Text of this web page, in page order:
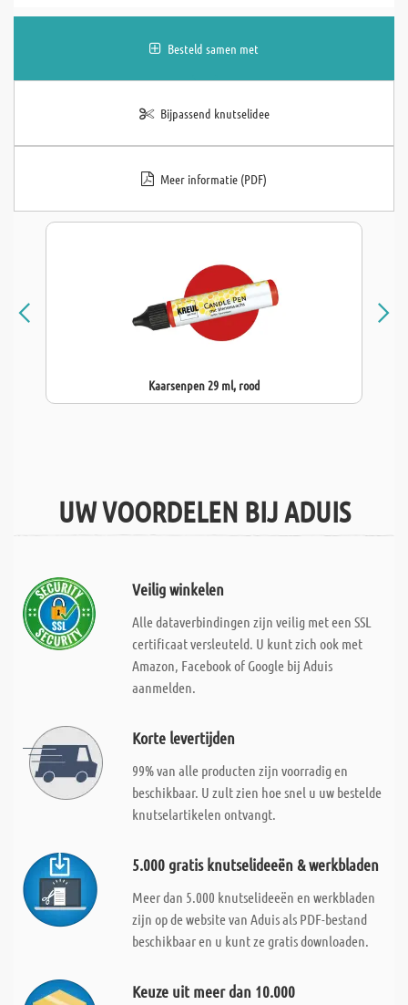
Besteld samen met
Bijpassend knutselidee
Meer informatie (PDF)
Kaarsenpen 29 ml, rood
UW VOORDELEN BIJ ADUIS
Veilig winkelen
Alle dataverbindingen zijn veilig met een SSL
certificaat versleuteld. U kunt zich ook met
Amazon, Facebook of Google bij Aduis
aanmelden.
Korte levertijden
99% van alle producten zijn voorradig en
beschikbaar. U zult zien hoe snel u uw bestelde
knutselartikelen ontvangt.
5.000 gratis knutselideeën & werkbladen
Meer dan 5.000 knutselideeën en werkbladen
zijn op de website van Aduis als PDF-bestand
beschikbaar en u kunt ze gratis downloaden.
Keuze uit meer dan 10.000